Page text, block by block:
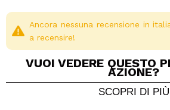
Ancora nessuna recensione in
a recensire!
VUOI VEDERE QUESTO
AZIONE?
SCOPRI DI PIÙ